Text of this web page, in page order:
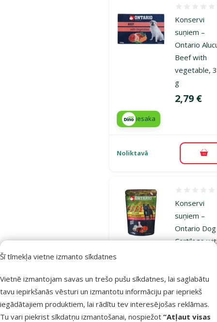
Šī tīmekļa vietne izmanto sīkdatnes
Vietnē izmantojam savas un trešo pušu sīkdatnes, lai saglabātu
tavu iepirkšanās vēsturi un izmantotu informāciju par iepriekš
iegādātajiem produktiem, lai rādītu tev interesējošas reklāmas.
Tu vari piekrist sīkdatņu izmantošanai, nospiežot “Atļaut visas
Konservi
suņiem –
Ontario
Beef with
vegetable,
g
Cena
2,79 €
iesaka
Noliktavā
Konservi
suņiem –
Ontario Dog
Cartilage
Cena
1,09 €
iesaka